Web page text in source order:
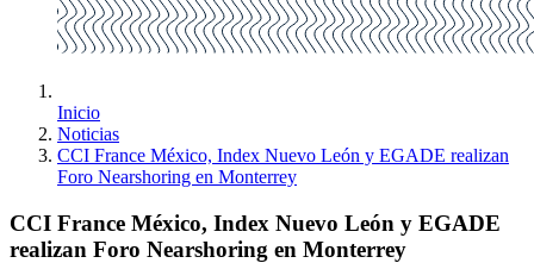
Inicio
Noticias
CCI France México, Index Nuevo León y EGADE realizan
Foro Nearshoring en Monterrey
CCI France México, Index Nuevo León y EGADE
realizan Foro Nearshoring en Monterrey